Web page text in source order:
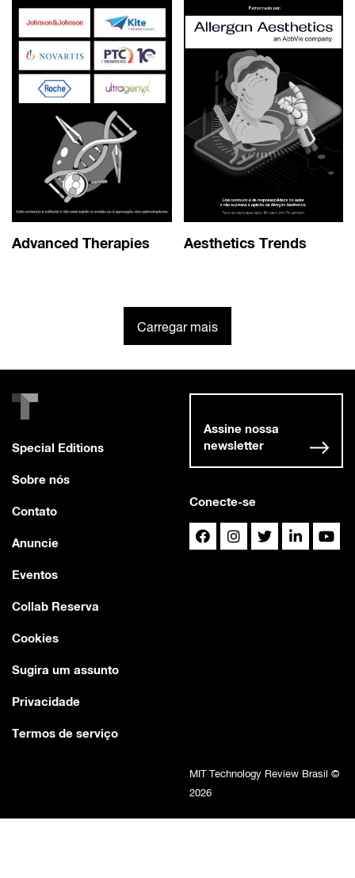
Advanced Therapies Aesthetics Trends
Carregar mais
Special Editions
Sobre nós
Contato
Anuncie
Eventos
Collab Reserva
Cookies
Sugira um assunto
Privacidade
Termos de serviço
Conecte-se
Assine nossa
newsletter
MIT Technology Review Brasil ©
2026